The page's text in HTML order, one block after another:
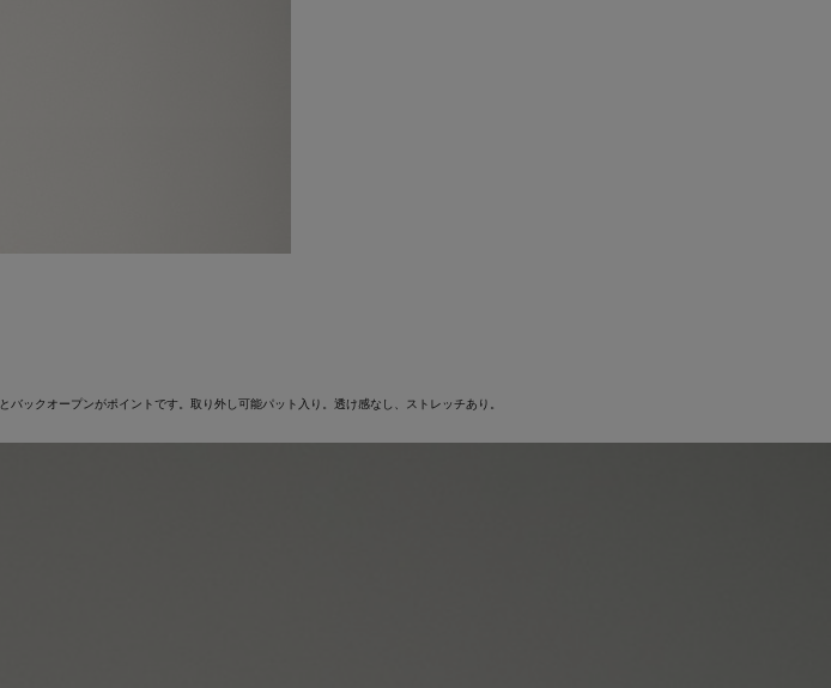
ックオープンがポイントです。取り外し可能パット入り。透け感なし、ストレッチあり。